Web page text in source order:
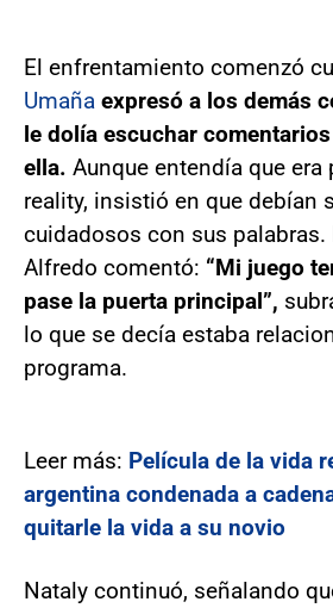
El enfrentamiento comenzó
Umaña expresó a los demás
le dolía escuchar
ella. Aunque entendía que era
reality, insistió en que debían
cuidadosos con sus palabras.
Alfredo comentó: “Mi juego
pase la puerta principal”,
lo que se decía estaba
programa.
Leer más: Película de la vida
argentina condenada a
quitarle la vida a su novio
Nataly continuó, señalando